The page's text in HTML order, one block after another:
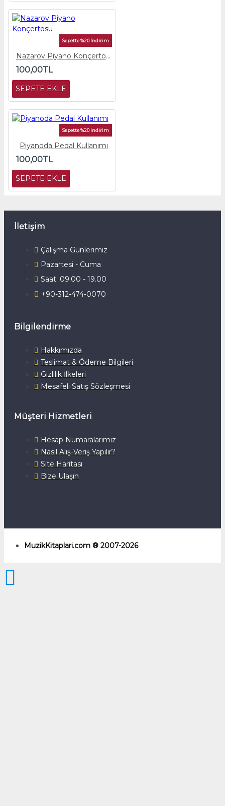
Sepette %20 İndirim
Nazarov Piyano Konçertosu
100,00TL
SEPETE EKLE
Sepette %20 İndirim
Piyanoda Pedal Kullanımı
100,00TL
SEPETE EKLE
İletişim
Çalışma Günlerimiz
Pazartesi - Cuma
Saat: 09.00 - 19.00
+90-312-474-0070
Bilgilendirme
Hakkımızda
Teslimat & Ödeme Bilgileri
Gizlilik İlkeleri
Mesafeli Satış Sözleşmesi
Müşteri Hizmetleri
Hesap Numaralarımız
Nasıl Alış-Veriş Yapılır?
Site Haritası
Bize Ulaşın
MuzikKitaplari.com ® 2007-2026